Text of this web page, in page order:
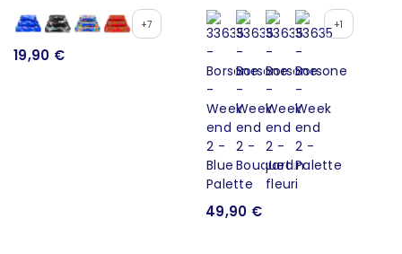
+7
19,90 €
+1
49,90 €